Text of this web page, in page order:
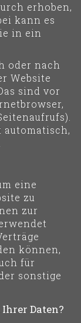
erhoben,
kann es
in ein
oder nach
Website
sind vor
automatisch,
eine
zu
zur
können,
für
sonstige
Daten?